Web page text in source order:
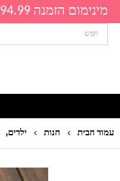
מינימום הזמנה 94.99שח | משלוח חינם מעל 199.99שח
עמוד הבית חנות ילדים,